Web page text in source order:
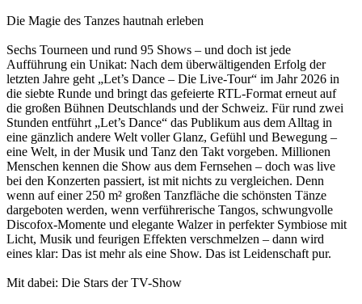
Die Magie des Tanzes hautnah erleben
Sechs Tourneen und rund 95 Shows – und doch ist jede
Aufführung ein Unikat: Nach dem überwältigenden Erfolg der
letzten Jahre geht „Let’s Dance – Die Live-Tour“ im Jahr 2026 in
die siebte Runde und bringt das gefeierte RTL-Format erneut auf
die großen Bühnen Deutschlands und der Schweiz. Für rund zwei
Stunden entführt „Let’s Dance“ das Publikum aus dem Alltag in
eine gänzlich andere Welt voller Glanz, Gefühl und Bewegung –
eine Welt, in der Musik und Tanz den Takt vorgeben. Millionen
Menschen kennen die Show aus dem Fernsehen – doch was live
bei den Konzerten passiert, ist mit nichts zu vergleichen. Denn
wenn auf einer 250 m² großen Tanzfläche die schönsten Tänze
dargeboten werden, wenn verführerische Tangos, schwungvolle
Discofox-Momente und elegante Walzer in perfekter Symbiose mit
Licht, Musik und feurigen Effekten verschmelzen – dann wird
eines klar: Das ist mehr als eine Show. Das ist Leidenschaft pur.
Mit dabei: Die Stars der TV-Show